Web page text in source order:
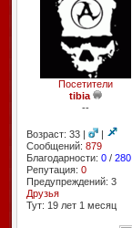
Посетители
tibia
--
Возраст: 33 |
|
Сообщений: 879
Благодарности: 0/ 280
Репутация: 0
Предупреждений: 3
Друзья
Тут: 19 лет 1 месяц